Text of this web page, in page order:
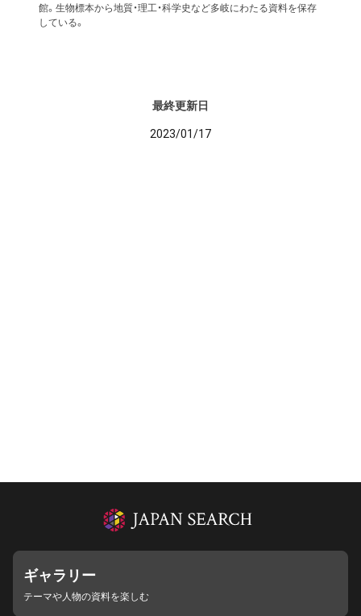
館。生物標本から地質・理工・科学史など多岐にわたる資料を保存
している。
最終更新日
2023/01/17
ギャラリー
テーマや人物の資料を楽しむ